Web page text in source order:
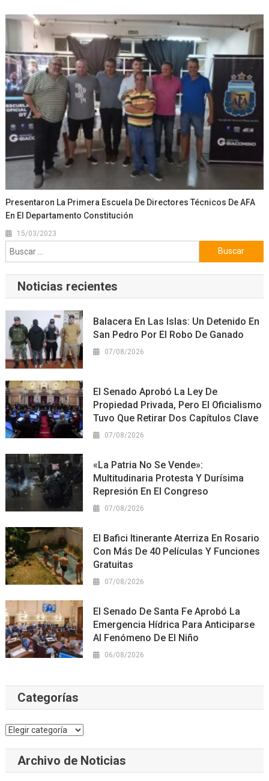
Presentaron La Primera Escuela De Directores Técnicos De AFA
En El Departamento Constitución
15/03/2023
Buscar:
Noticias recientes
Balacera En Las Islas: Un Detenido En
San Pedro Por El Robo De Ganado
07/08/2026
El Senado Aprobó La Ley De
Propiedad Privada, Pero El Oficialismo
Tuvo Que Retirar Dos Capítulos Clave
07/08/2026
«La Patria No Se Vende»:
Multitudinaria Protesta Y Durísima
Represión En El Congreso
07/08/2026
El Bafici Itinerante Aterriza En Rosario
Con Más De 40 Películas Y Funciones
Gratuitas
07/08/2026
El Senado De Santa Fe Aprobó La
Emergencia Hídrica Para Anticiparse
Al Fenómeno De El Niño
06/08/2026
Categorías
Categorías
Archivo de Noticias